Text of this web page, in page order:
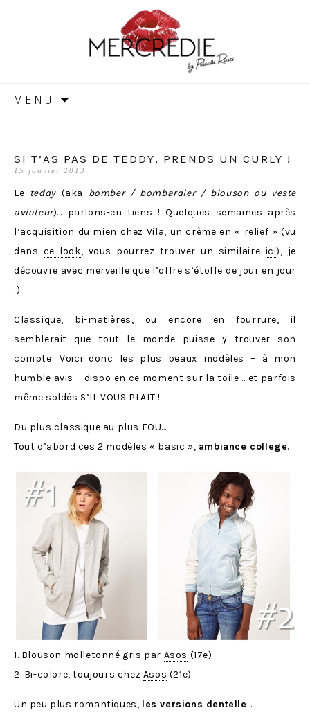
MERCREDIE
MENU
SI T’AS PAS DE TEDDY, PRENDS UN CURLY !
15 janvier 2013
Le teddy(aka bomber / bombardier / blouson ou veste
aviateur)… parlons-en tiens ! Quelques semaines après
l’acquisition du mien chez Vila, un crème en « relief » (vu
dans ce look, vous pourrez trouver un similaire ici), je
découvre avec merveille que l’offre s’étoffe de jour en jour
:)
Classique, bi-matières, ou encore en fourrure, il
semblerait que tout le monde puisse y trouver son
compte. Voici donc les plus beaux modèles – à mon
humble avis – dispo en ce moment sur la toile .. et parfois
même soldés S’IL VOUS PLAIT !
Du plus classique au plus FOU…
Tout d’abord ces 2 modèles « basic », ambiance college.
1. Blouson molletonné gris par Asos (17e)
2. Bi-colore, toujours chez Asos (21e)
Un peu plus romantiques, les versions dentelle…